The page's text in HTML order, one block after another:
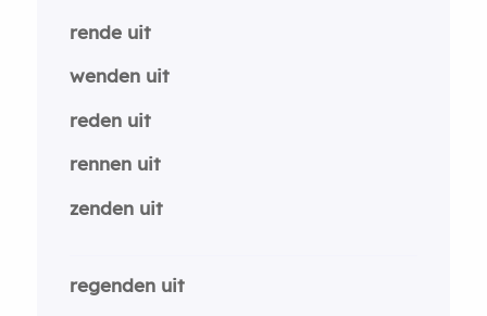
rende uit
wenden uit
reden uit
rennen uit
zenden uit
regenden uit